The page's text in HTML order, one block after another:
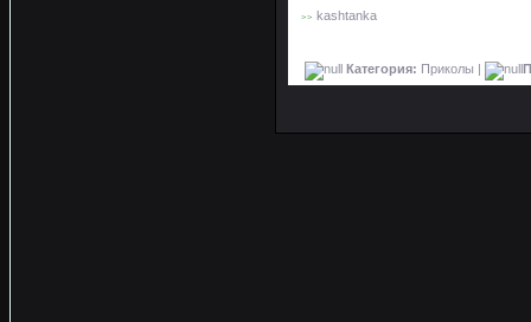
>> kashtanka
Категория: Приколы |